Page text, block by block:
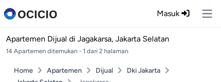
Masuk
Apartemen Dijual di Jagakarsa, Jakarta Selatan
14 Apartemen ditemukan - 1 dari 2 halaman
Home Apartemen Dijual
Dki Jakarta